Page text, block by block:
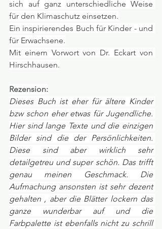
sich auf ganz unterschiedliche Weise
für den Klimaschutz einsetzen.
Ein inspirierendes Buch für Kinder - und
für Erwachsene.
Mit einem Vorwort von Dr. Eckart von
Hirschhausen.
Rezension:
Dieses Buch ist eher für ältere Kinder
bzw schon eher etwas für Jugendliche.
Hier sind lange Texte und die einzigen
Bilder sind die der Persönlichkeiten.
Diese sind aber wirklich sehr
detailgetreu und super schön. Das trifft
genau meinen Geschmack. Die
Aufmachung ansonsten ist sehr dezent
gehalten , aber die Blätter lockern das
ganze wunderbar auf und die
Farbpalette ist ebenfalls nicht zu schrill